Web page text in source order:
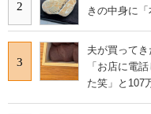
2
きの中身に
3
夫が買って
「お店に電
た笑」と107